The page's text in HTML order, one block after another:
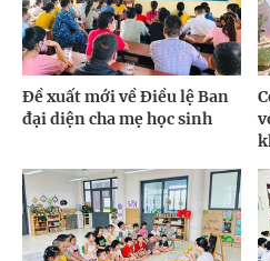
Đề xuất mới về Điều lệ Ban
đại diện cha mẹ học sinh